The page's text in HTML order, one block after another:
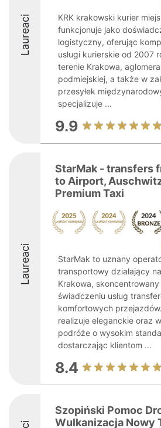
Laureaci
KRK krakowski kurier
funkcjonuje jako
logistyczny, oferując
usługi kurierskie od 2007
terenie Krakowa,
podmiejskiej, a także w
przesyłek
specjalizuje ...
9.9
Laureaci
StarMak - transfers
to Airport,
Premium Taxi
StarMak to uznany
transportowy działający
Krakowa, skoncentrowany
świadczeniu usług
komfortowych
realizuje eleganckie oraz
podróże o wysokim
dostarczając klientom ...
8.4
Szopiński Pomoc
Wulkanizacja Nowy